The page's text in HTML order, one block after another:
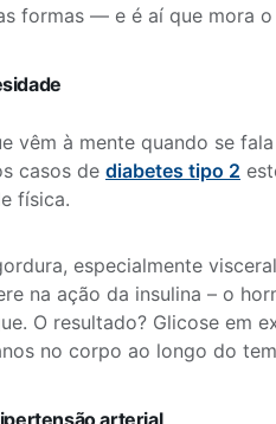
formas — e é aí que mora
vêm à mente quando se
casos de diabetes tipo 2
física.
especialmente
na ação da insulina – o
O resultado? Glicose em
no corpo ao longo do
arterial